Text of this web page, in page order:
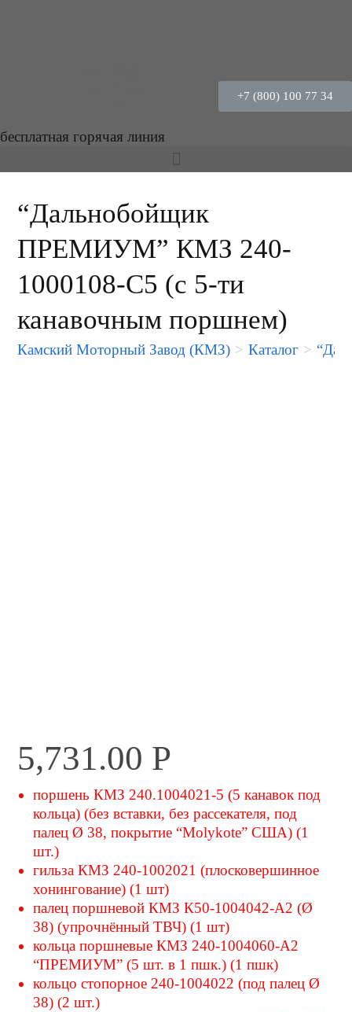
+7 (800) 100 77 34
бесплатная горячая линия
“Дальнобойщик
ПРЕМИУМ” КМЗ 240-
1000108-С5 (с 5-ти
канавочным поршнем)
Камский Моторный Завод (КМЗ) > Каталог >
5,731.00 Р
поршень КМЗ 240.1004021-5 (5 канавок под
кольца) (без вставки, без рассекателя, под
палец Ø 38, покрытие “Molykote” США) (1
шт.)
гильза КМЗ 240-1002021 (плосковершинное
хонингование) (1 шт)
палец поршневой КМЗ К50-1004042-А2 (Ø
38) (упрочнённый ТВЧ) (1 шт)
кольца поршневые КМЗ 240-1004060-А2
“ПРЕМИУМ” (5 шт. в 1 пшк.) (1 пшк)
кольцо стопорное 240-1004022 (под палец Ø
38) (2 шт.)